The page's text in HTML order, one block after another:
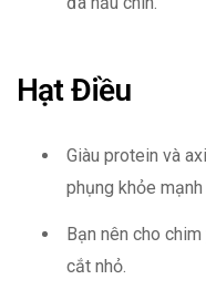
Hạt Điều
Giàu protein và
phụng khỏe
Bạn nên cho
cắt nhỏ.